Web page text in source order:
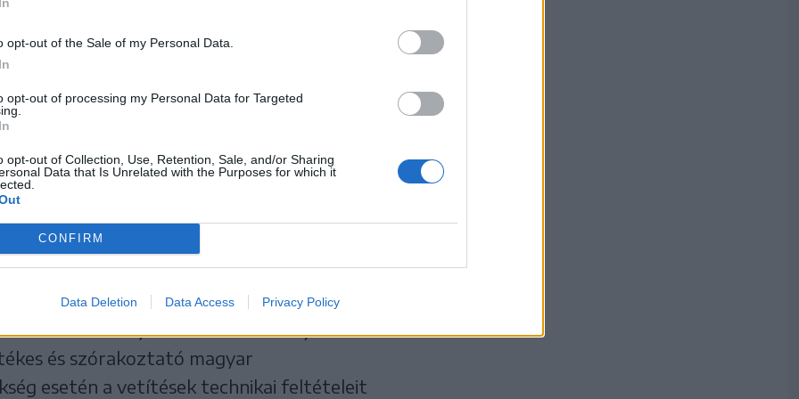
opt-out of the Sale of my Personal Data.
opt-out of processing my Personal Data for Targeted
opt-out of Collection, Use, Retention, Sale, and/or Sharing
Data that Is Unrelated with the Purposes for which it
CONFIRM
Data Deletion Data Access Privacy Policy
utána műsorra tűzi a Művész mozi,
Maros megyei településekre is eljut;
a Balassi Intézet által szervezett Magyar
a további erdélyi és partiumi bemutatók
Temesváron, Zilahon és még sok
a szervezők kitűzött célja a szórványban élő
szerint – minden olyan, akár
rendelkező helyszínre szeretnék eljuttatni
és szórakoztató magyar
esetén a vetítések technikai feltételeit